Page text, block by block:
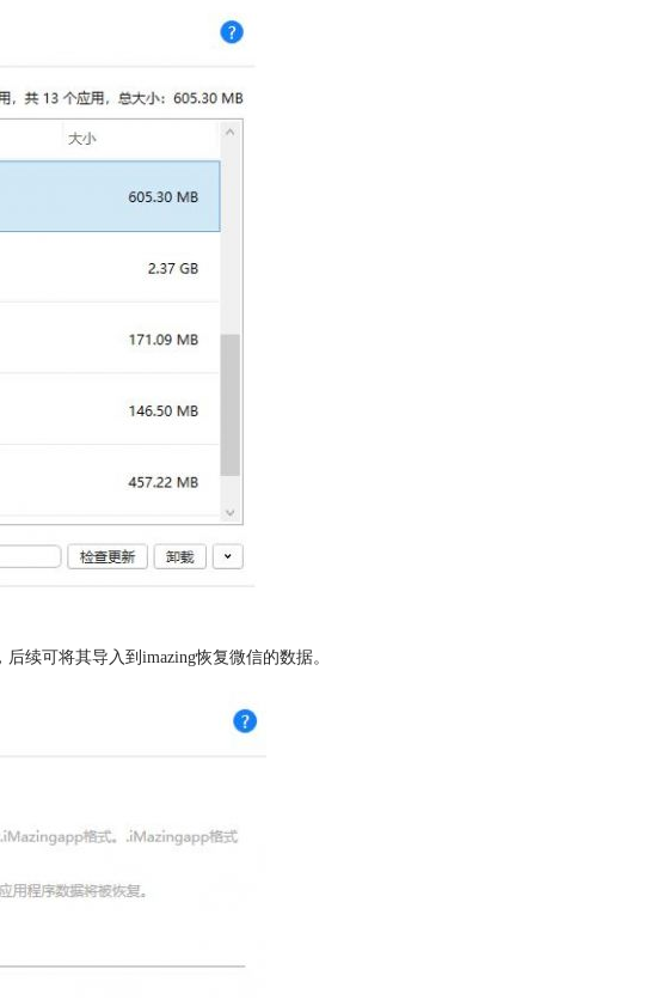
续可将其导入到imazing恢复微信的数据。